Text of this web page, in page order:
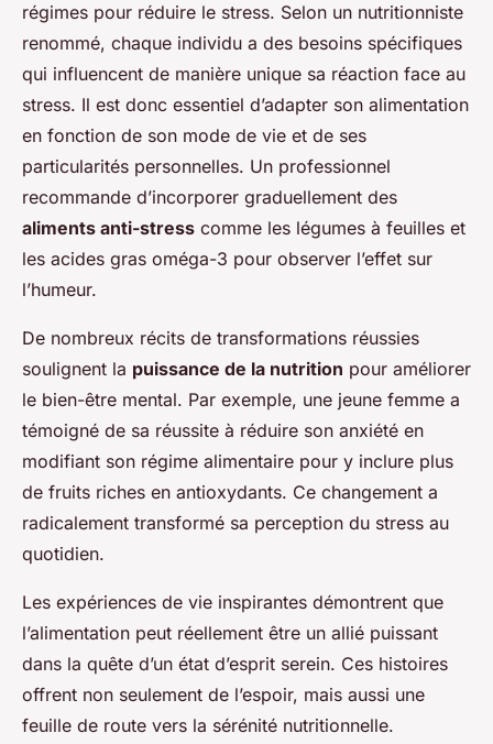
régimes pour réduire le stress. Selon un nutritionniste
renommé, chaque individu a des besoins spécifiques
qui influencent de manière unique sa réaction face au
stress. Il est donc essentiel d’adapter son alimentation
en fonction de son mode de vie et de ses
particularités personnelles. Un professionnel
recommande d’incorporer graduellement des
aliments anti-stress comme les légumes à feuilles et
les acides gras oméga-3 pour observer l’effet sur
l’humeur.
De nombreux récits de transformations réussies
soulignent la puissance de la nutrition pour améliorer
le bien-être mental. Par exemple, une jeune femme a
témoigné de sa réussite à réduire son anxiété en
modifiant son régime alimentaire pour y inclure plus
de fruits riches en antioxydants. Ce changement a
radicalement transformé sa perception du stress au
quotidien.
Les expériences de vie inspirantes démontrent que
l’alimentation peut réellement être un allié puissant
dans la quête d’un état d’esprit serein. Ces histoires
offrent non seulement de l’espoir, mais aussi une
feuille de route vers la sérénité nutritionnelle.